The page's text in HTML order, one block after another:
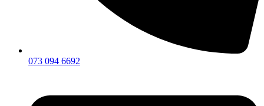
073 094 6692